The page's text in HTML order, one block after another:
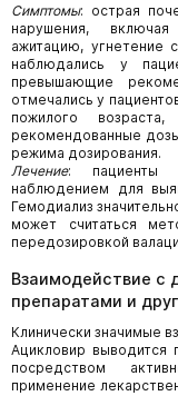
Симптомы: острая
нарушения,
ажитацию, угнетение
наблюдались у
превышающие
отмечались у
пожилого
рекомендованные
режима дозирования.
Лечение: пациенты
наблюдением для
Гемодиализ
может считаться
передозировкой
Взаимодействие с
препаратами и
Клинически значимые
Ацикловир выводится
посредством
применение